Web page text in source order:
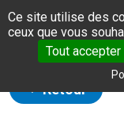
Panneau de gestion
Ce site utilise des
ceux que vous
Tout accepter
Retour